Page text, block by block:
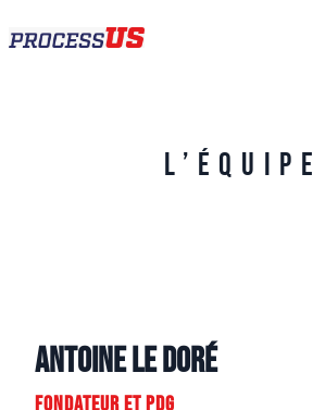
L’équipe
Antoine Le Doré
FONDATEUR ET PDG